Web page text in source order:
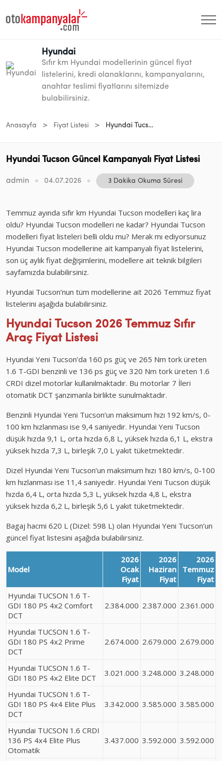
Hyundai
Sıfır km Hyundai modellerinin güncel fiyat
listelerini, kredi olanaklarını, kampanyalarını,
anahtar teslimi fiyatlarını sitemizde
bulabilirsiniz.
Anasayfa > Fiyat Listesi > Hyundai Tucson Güncel Kampanyalı Fiyat Listesi
Hyundai Tucson Güncel Kampanyalı Fiyat Listesi
admin 04.07.2026 3 Dakika Okuma Süresi
Temmuz ayında sıfır km Hyundai Tucson modelleri kaç lira
oldu? Hyundai Tucson modelleri ne kadar? Hyundai Tucson
modelleri fiyat listeleri belli oldu mu? Merak mı ediyorsunuz
Hyundai Tucson modellerine ait kampanyalı fiyat listelerini,
son üç aylık fiyat değişimlerini, modellere ait teknik bilgileri
sayfamızda bulabilirsiniz.
Hyundai Tucson’nun tüm modellerine ait 2026 Temmuz fiyat
listelerini aşağıda bulabilirsiniz.
Hyundai Tucson 2026 Temmuz Sıfır
Araç Fiyat Listesi
Hyundai Yeni Tucson’da 160 ps güç ve 265 Nm tork üreten
1.6 T-GDI benzinli ve 136 ps güç ve 320 Nm tork üreten 1.6
CRDI dizel motorlar kullanılmaktadır. Bu motorlar 7 İleri
otomatik DCT şanzımanla birlikte sunulmaktadır.
Benzinli Hyundai Yeni Tucson’un maksimum hızı 192 km/s, 0-
100 km hızlanması ise 9,4 saniyedir. Hyundai Yeni Tucson
düşük hızda 9,1 L, orta hızda 6,8 L, yüksek hızda 6,1 L, ekstra
yüksek hızda 7,3 L, birleşik 7,0 L yakıt tüketmektedir.
Dizel Hyundai Yeni Tucson’un maksimum hızı 180 km/s, 0-100
km hızlanması ise 11,4 saniyedir. Hyundai Yeni Tucson düşük
hızda 6,4 L, orta hızda 5,3 L, yüksek hızda 4,8 L, ekstra
yüksek hızda 6,2 L, birleşik 5,6 L yakıt tüketmektedir.
Bagaj hacmi 620 L (Dizel: 598 L) olan Hyundai Yeni Tucson’un
güncel fiyat listesini aşağıda bulabilirsiniz.
Model
2026
Ocak
Fiyat
2026
Haziran
Fiyat
2026
Temmuz
Fiyat
Hyundai TUCSON 1.6 T-
GDI 180 PS 4x2 Comfort
DCT
2.384.000 2.387.000 2.361.000
Hyundai TUCSON 1.6 T-
GDI 180 PS 4x2 Prime
DCT
2.674.000 2.679.000 2.679.000
Hyundai TUCSON 1.6 T-
GDI 180 PS 4x2 Elite DCT
3.021.000 3.248.000 3.248.000
Hyundai TUCSON 1.6 T-
GDI 180 PS 4x4 Elite Plus
DCT
3.342.000 3.585.000 3.585.000
Hyundai TUCSON 1.6 CRDI
136 PS 4x4 Elite Plus
Otomatik
3.437.000 3.592.000 3.592.000